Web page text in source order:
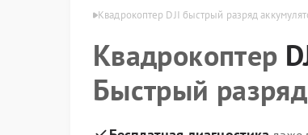
DJI в Москве Квадрокоптер DJI быстрый разряд
Квадрокоптер
Быстрый